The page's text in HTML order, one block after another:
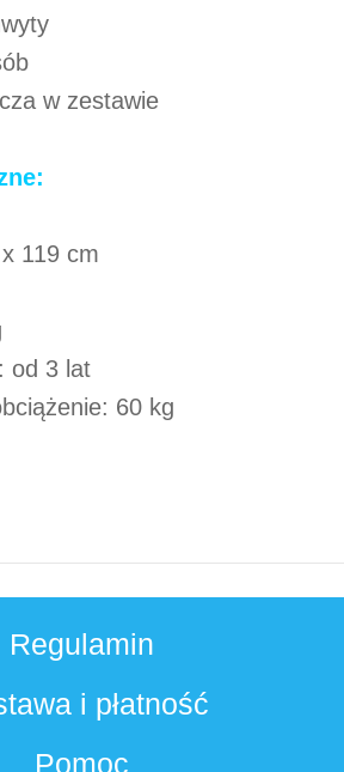
w zestawie
119 cm
od 3 lat
60 kg
Regulamin
i płatność
Pomoc